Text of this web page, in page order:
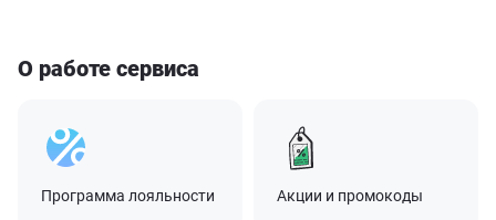
О работе сервиса
Программа лояльности Акции и промокоды